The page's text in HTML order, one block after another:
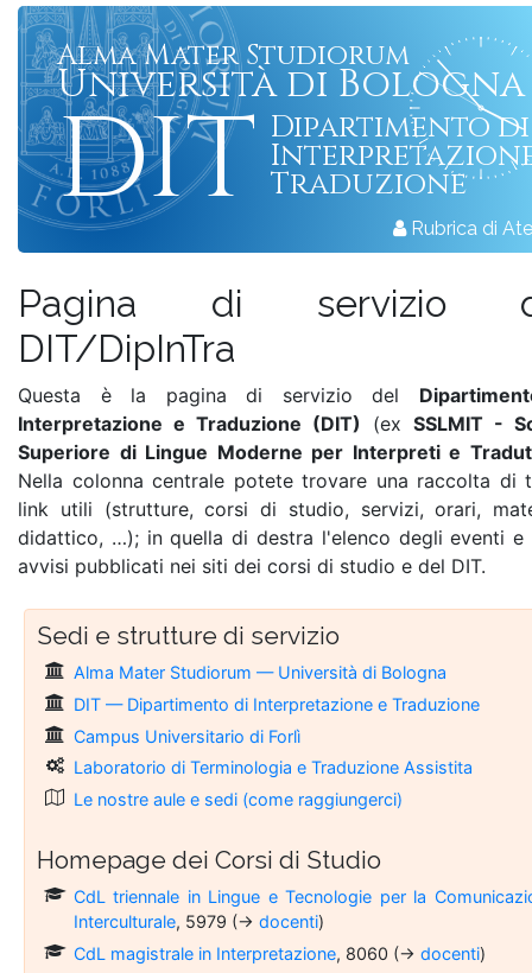
Alma Mater Studiorum
Università di Bologna
DIT Dipartimento di
Traduzione
Rubrica di
Pagina di servizio
DIT/DipInTra
Questa è la pagina di servizio del
Interpretazione e Traduzione (DIT) (ex SSLMIT -
Superiore di Lingue Moderne per Interpreti e
Nella colonna centrale potete trovare una raccolta di
link utili (strutture, corsi di studio, servizi, orari,
didattico, …); in quella di destra l'elenco degli eventi e
avvisi pubblicati nei siti dei corsi di studio e del DIT.
Sedi e strutture di servizio
Alma Mater Studiorum — Università di Bologna
DIT — Dipartimento di Interpretazione e Traduzione
Campus Universitario di Forlì
Laboratorio di Terminologia e Traduzione Assistita
Le nostre aule e sedi (come raggiungerci)
Homepage dei Corsi di Studio
CdL triennale in Lingue e Tecnologie per la
Interculturale, 5979 (→ docenti)
CdL magistrale in Interpretazione, 8060 (→ docenti)